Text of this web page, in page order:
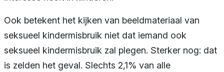
Ook betekent het kijken van beeldmateriaal van
seksueel kindermisbruik niet dat iemand ook
seksueel kindermisbruik zal plegen. Sterker nog: dat
is zelden het geval. Slechts 2,1% van alle